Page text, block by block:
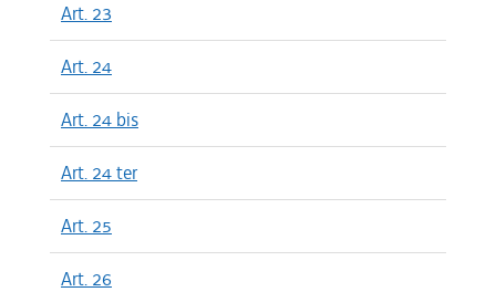
Art. 23
Art. 24
Art. 24 bis
Art. 24 ter
Art. 25
Art. 26